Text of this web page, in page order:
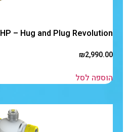
HP – Hug and Plug Revolution
₪2,990.00
הוספה לסל